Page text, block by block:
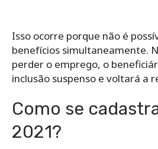
Isso ocorre porque não é
benefícios simultaneamente.
perder o emprego, o
inclusão suspenso e voltará a
Como se
2021?